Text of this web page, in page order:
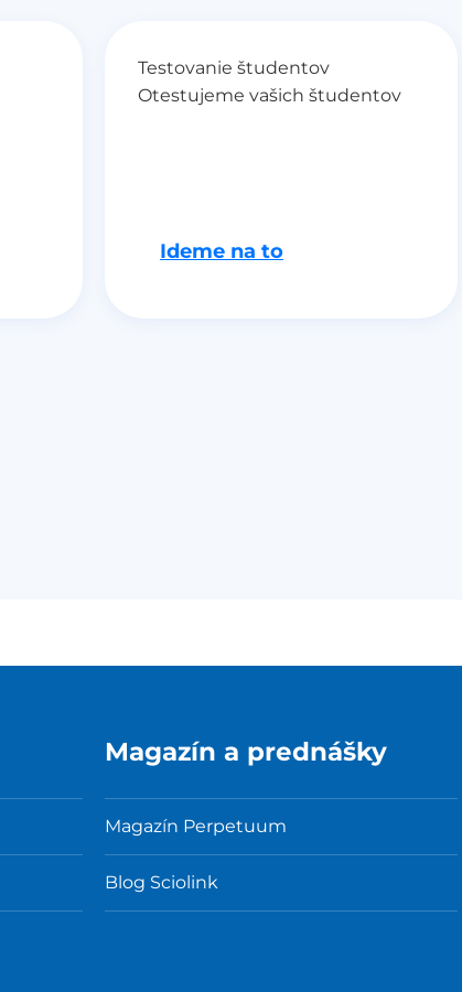
Testovanie študentov
Otestujeme vašich študentov
Ideme na to
Magazín a prednášky
Magazín Perpetuum
Blog Sciolink